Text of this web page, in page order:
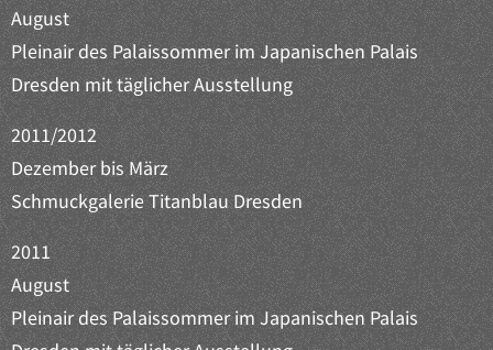
August
Pleinair des Palaissommer im Japanischen Palais
Dresden mit täglicher Ausstellung
2011/2012
Dezember bis März
Schmuckgalerie Titanblau Dresden
2011
August
Pleinair des Palaissommer im Japanischen Palais